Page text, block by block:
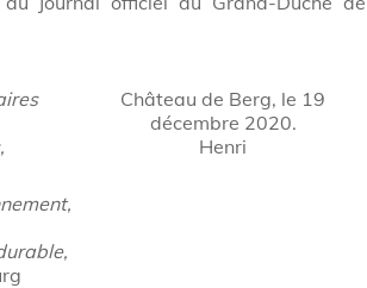
Château de Berg, le 19
décembre 2020.
Henri